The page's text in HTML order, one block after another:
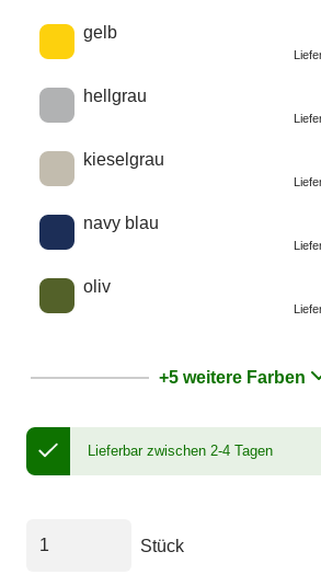
gelb
hellgrau
kieselgrau
navy blau
oliv
+5 weitere Farben
Lieferbar zwischen 2-4 Tagen
Stück